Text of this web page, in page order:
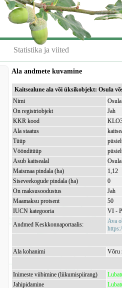
Statistika ja viited
Ala andmete kuvamine
Kaitsealune ala või üksikobjekt: Osula
Nimi
On registriobjekt
Jah
KKR kood
Ala staatus
Tüüp
Vöönditüüp
Asub kaitsealal
Maismaa pindala (ha)
1,12
Siseveekogude pindala (ha)
0
On maksusoodustus
Jah
Maamaksu protsent
50
IUCN kategooria
VI -
Andmed Keskkonnaportaalis:
Ava
Ala kohanimi
Võru
Inimeste viibimine (liikumispiirang)
Jahipidamine